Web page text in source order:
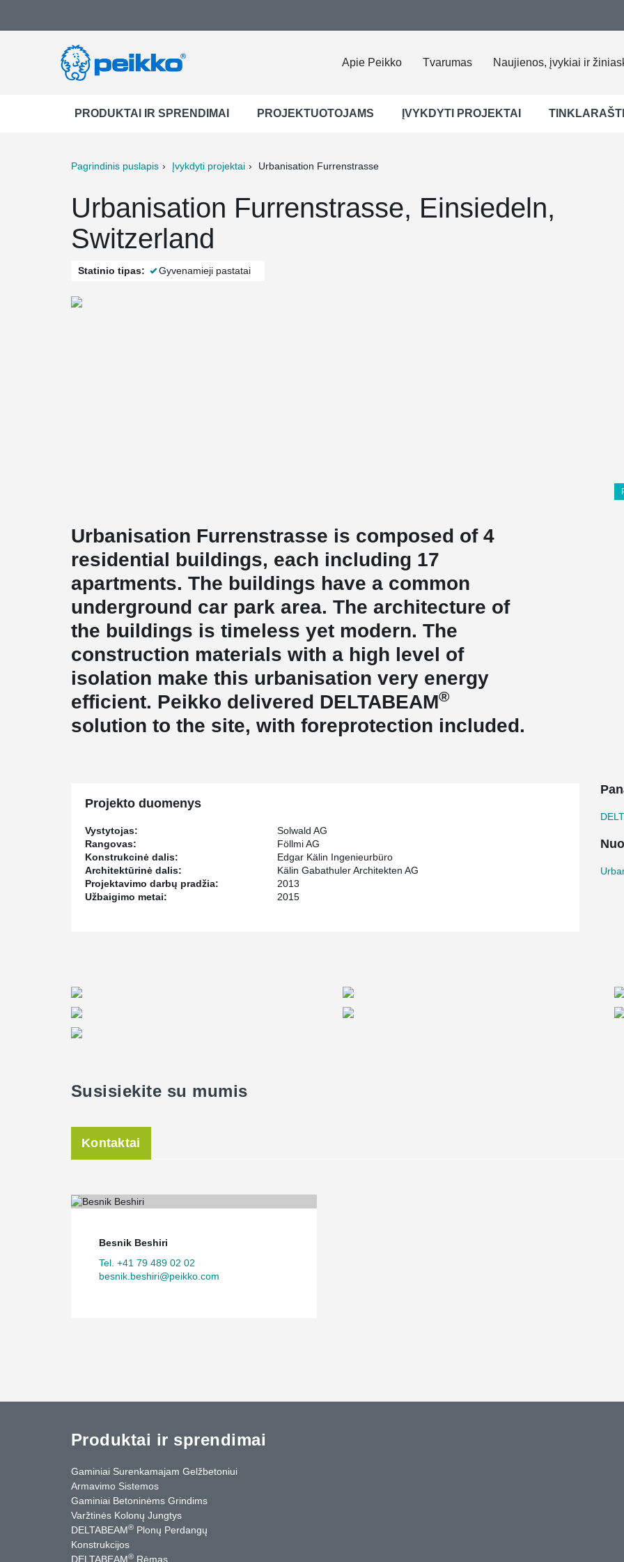
Apie Peikko Tvarumas Naujienos, įvykiai ir
PRODUKTAI IR SPRENDIMAI PROJEKTUOTOJAMS ĮVYKDYTI PROJEKTAI
Pagrindinis puslapis Įvykdyti projektai Urbanisation Furrenstrasse
Urbanisation Furrenstrasse, Einsiedeln,
Switzerland
Statinio tipas: Gyvenamieji pastatai
Urbanisation Furrenstrasse is composed of 4
residential buildings, each including 17
apartments. The buildings have a common
underground car park area. The architecture of
the buildings is timeless yet modern. The
construction materials with a high level of
isolation make this urbanisation very energy
efficient. Peikko delivered DELTABEAM®
solution to the site, with foreprotection included.
Projekto duomenys
Vystytojas:
Solwald AG
Rangovas:
Föllmi AG
Konstrukcinė dalis:
Edgar Kälin Ingenieurbüro
Architektūrinė dalis:
Kälin Gabathuler Architekten AG
Projektavimo darbų pradžia:
2013
Užbaigimo metai:
2015
Susisiekite su mumis
Kontaktai
Besnik Beshiri
Tel. +41 79 489 02 02
besnik.beshiri@peikko.com
Produktai ir sprendimai
Gaminiai Surenkamajam Gelžbetoniui
Armavimo Sistemos
Gaminiai Betoninėms Grindims
Varžtinės Kolonų Jungtys
DELTABEAM® Plonų Perdangų
Konstrukcijos
DELTABEAM® Rėmas